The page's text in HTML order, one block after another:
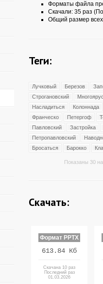
Форматы файла
Скачали: 35 раз
Общий размер
Теги:
Лучковый Березов
Строгановский
Насладиться
Колоннада
Франческо
Петергоф
Павловский
Застройка
Петропавловский
Бросаться
Барокко
Показаны 30
Скачать:
Формат PPTX
613.84 Кб
Скачана 10 раз
Последний раз
01.03.2026